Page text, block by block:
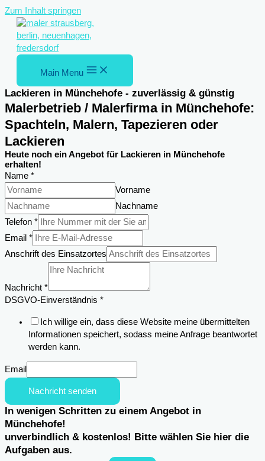
Zum Inhalt springen
Main Menu
Lackieren in Münchehofe - zuverlässig & günstig
Malerbetrieb / Malerfirma in Münchehofe:
Spachteln, Malern, Tapezieren oder
Lackieren
Heute noch ein Angebot für Lackieren in Münchehofe
erhalten!
Name *
Vorname
Nachname
Telefon *
Einsatzortes
Anschrift
Email *
Anschrift des Einsatzortes
Nachricht *
DSGVO-Einverständnis *
Ich willige ein, dass diese Website meine übermittelten
Informationen speichert, sodass meine Anfrage beantwortet
werden kann.
Email
Nachricht senden
In wenigen Schritten zu einem Angebot in
Münchehofe!
unverbindlich & kostenlos! Bitte wählen Sie hier die
Aufgaben aus.